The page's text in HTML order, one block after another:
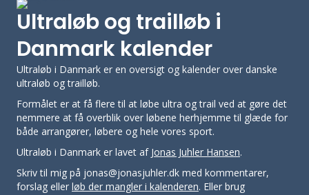
Ultraløb og trailløb i
Danmark kalender
Ultraløb i Danmark er en oversigt og kalender over danske
ultraløb og trailløb.
Formålet er at få flere til at løbe ultra og trail ved at gøre det
nemmere at få overblik over løbene herhjemme til glæde for
både arrangører, løbere og hele vores sport.
Ultraløb i Danmark er lavet af Jonas Juhler Hansen.
Skriv til mig på jonas@jonasjuhler.dk med kommentarer,
forslag eller løb der mangler i kalenderen. Eller brug